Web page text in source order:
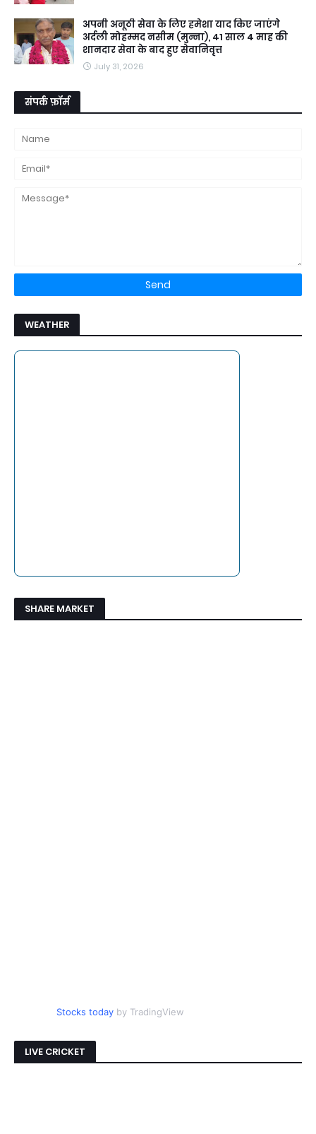
अपनी अनूठी सेवा के लिए हमेशा याद किए जाएंगे
अर्दली मोहम्मद नसीम (मुन्ना), 41 साल 4 माह की
शानदार सेवा के बाद हुए सेवानिवृत्त
July 31, 2026
संपर्क फ़ॉर्म
WEATHER
SHARE MARKET
Stocks todayby TradingView
LIVE CRICKET